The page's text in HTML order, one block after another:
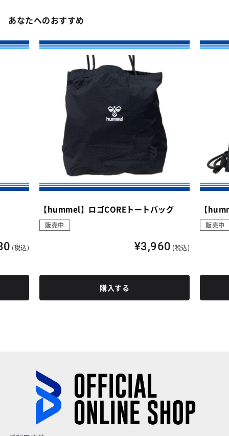
あなたへのおすすめ
(税込)
【hummel】ロゴCOREトートバッグ
販売中
¥3,960 (税込)
購入する
【
販売中